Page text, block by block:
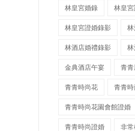
林皇宮婚錄 林皇
林皇宮證婚錄影 林
林酒店婚禮錄影 林
金典酒店午宴 青青
青青時尚花 青青
青青時尚花園會館證婚
青青時尚證婚 非常